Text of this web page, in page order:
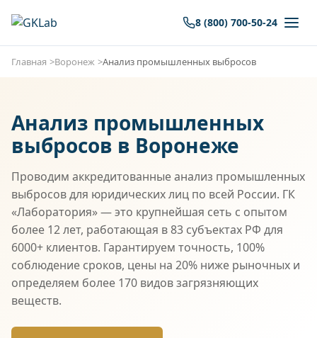
8 (800) 700-50-24
Главная Воронеж Анализ промышленных выбросов
Анализ промышленных
выбросов в Воронеже
Проводим аккредитованные анализ промышленных
выбросов для юридических лиц по всей России. ГК
«Лаборатория» — это крупнейшая сеть с опытом
более 12 лет, работающая в 83 субъектах РФ для
6000+ клиентов. Гарантируем точность, 100%
соблюдение сроков, цены на 20% ниже рыночных и
определяем более 170 видов загрязняющих
веществ.